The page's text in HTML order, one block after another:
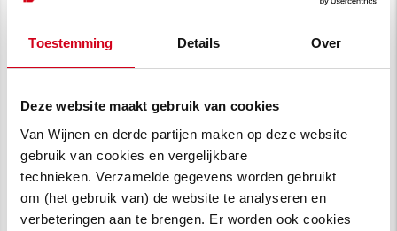
Toestemming Details Over
Deze website maakt gebruik van cookies
Van Wijnen en derde partijen maken op deze website
gebruik van cookies en vergelijkbare
technieken. Verzamelde gegevens worden gebruikt
om (het gebruik van) de website te analyseren en
verbeteringen aan te brengen. Er worden ook cookies